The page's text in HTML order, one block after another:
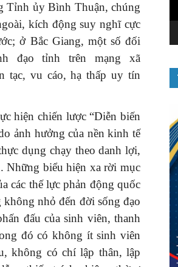
Tỉnh ủy Bình Thuận, chúng
kích động suy nghĩ cực
ở Bắc Giang, một số đối
đạo tỉnh trên mạng xã
tạc, vu cáo, hạ thấp uy tín
hiện chiến lược “Diễn biến
ảnh hưởng của nền kinh tế
dụng chạy theo danh lợi,
Những biểu hiện xa rời mục
các thế lực phản động quốc
không nhỏ đến đời sống đạo
đấu của sinh viên, thanh
đó có không ít sinh viên
không có chí lập thân, lập